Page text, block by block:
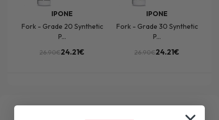
IPONE
Fork - Grade 20 Synthetic
P...
26.90€24.21€
IPONE
Fork - Grade 30 Synthetic
P...
26.90€24.21€